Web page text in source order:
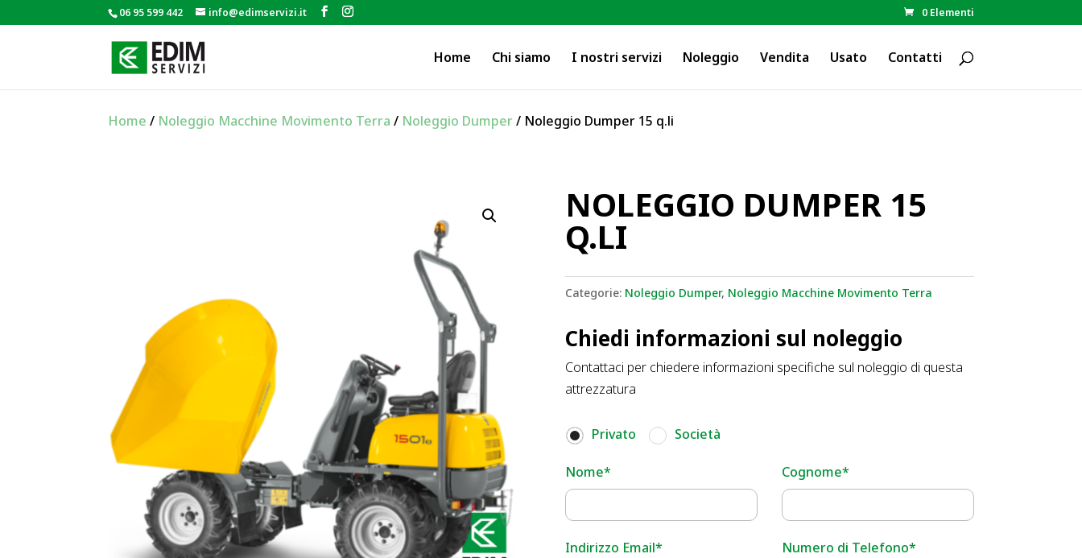
06 95 599 442 info@edimservizi.it 0 Elementi
Home Chi siamo I nostri servizi Noleggio Vendita Usato Contatti
Home / Noleggio Macchine Movimento Terra / Noleggio Dumper/ Noleggio Dumper 15 q.li
NOLEGGIO DUMPER 15
Q.LI
Categorie: Noleggio Dumper, Noleggio Macchine Movimento Terra
Chiedi informazioni sul noleggio
Contattaci per chiedere informazioni specifiche sul noleggio di questa
attrezzatura
Privato Società
Nome* Cognome*
Indirizzo Email* Numero di Telefono*